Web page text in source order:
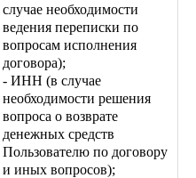
случае необходимости
ведения переписки по
вопросам исполнения
договора);
- ИНН (в случае
необходимости решения
вопроса о возврате
денежных средств
Пользователю по договору
и иных вопросов);